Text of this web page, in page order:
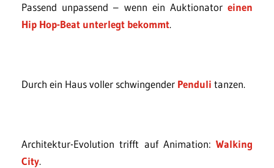
Passend unpassend – wenn ein Auktionator einen
Hip Hop-Beat unterlegt bekommt.
Durch ein Haus voller schwingender Penduli tanzen.
Architektur-Evolution trifft auf Animation: Walking
City.